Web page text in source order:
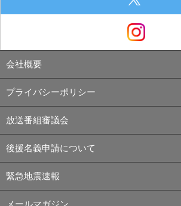
会社概要
プライバシーポリシー
放送番組審議会
後援名義申請について
緊急地震速報